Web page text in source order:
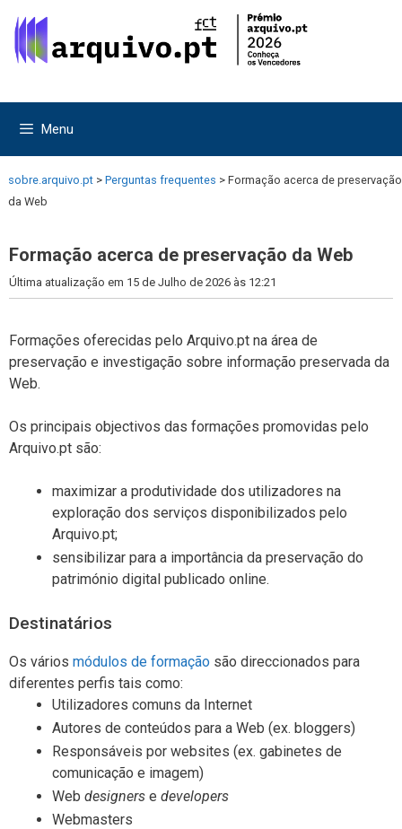
para
para
Menu
sobre.arquivo.pt > Perguntas frequentes > Formação acerca de preservação
da Web
Formação acerca de preservação da Web
Última atualização em 15 de Julho de 2026 às 12:21
Formações oferecidas pelo Arquivo.pt na área de
preservação e investigação sobre informação preservada da
Web.
Os principais objectivos das formações promovidas pelo
Arquivo.pt são:
maximizar a produtividade dos utilizadores na
exploração dos serviços disponibilizados pelo
Arquivo.pt;
sensibilizar para a importância da preservação do
património digital publicado online.
Destinatários
Os vários módulos de formação são direccionados para
diferentes perfis tais como:
Utilizadores comuns da Internet
Autores de conteúdos para a Web (ex. bloggers)
Responsáveis por websites (ex. gabinetes de
comunicação e imagem)
Web designers e developers
Webmasters